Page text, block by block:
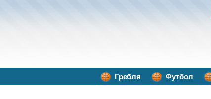
Гребля Футбол